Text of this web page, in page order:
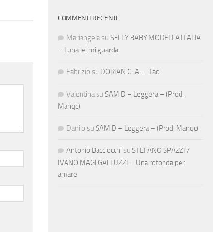
COMMENTI RECENTI
Mariangela su SELLY BABY MODELLA ITALIA
– Luna lei mi guarda
Fabrizio su DORIAN O. A. – Tao
Valentina su SAM D – Leggera – (Prod.
Manqc)
Danilo su SAM D – Leggera – (Prod. Manqc)
Antonio Bacciocchi su STEFANO SPAZZI /
IVANO MAGI GALLUZZI – Una rotonda per
amare